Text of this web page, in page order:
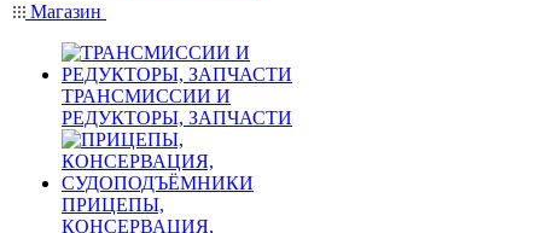
Магазин
ТРАНСМИССИИ И
РЕДУКТОРЫ, ЗАПЧАСТИ
ПРИЦЕПЫ,
КОНСЕРВАЦИЯ,